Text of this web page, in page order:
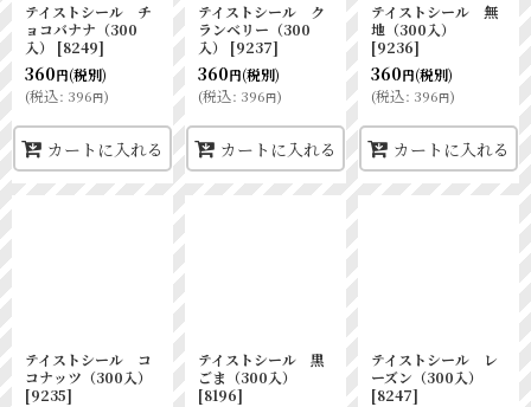
テイストシール チ
ョコバナナ（300
入）
[8249]
360円(税別)
(税込: 396円)
カートに入れる
テイストシール ク
ランベリー（300
入）
[9237]
360円(税別)
(税込: 396円)
カートに入れる
テイストシール 無
地（300入）
[9236]
360円(税別)
(税込: 396円)
カートに入れる
テイストシール コ
コナッツ（300入）
[9235]
テイストシール 黒
ごま（300入）
[8196]
テイストシール レ
ーズン（300入）
[8247]